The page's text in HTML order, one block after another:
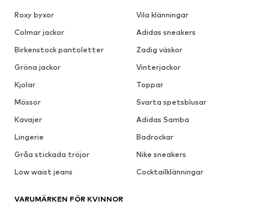
Roxy byxor
Vila klänningar
Colmar jackor
Adidas sneakers
Birkenstock pantoletter
Zadig väskor
Gröna jackor
Vinterjackor
Kjolar
Toppar
Mössor
Svarta spetsblusar
Kavajer
Adidas Samba
Lingerie
Badrockar
Gråa stickada tröjor
Nike sneakers
Low waist jeans
Cocktailklänningar
VARUMÄRKEN FÖR KVINNOR